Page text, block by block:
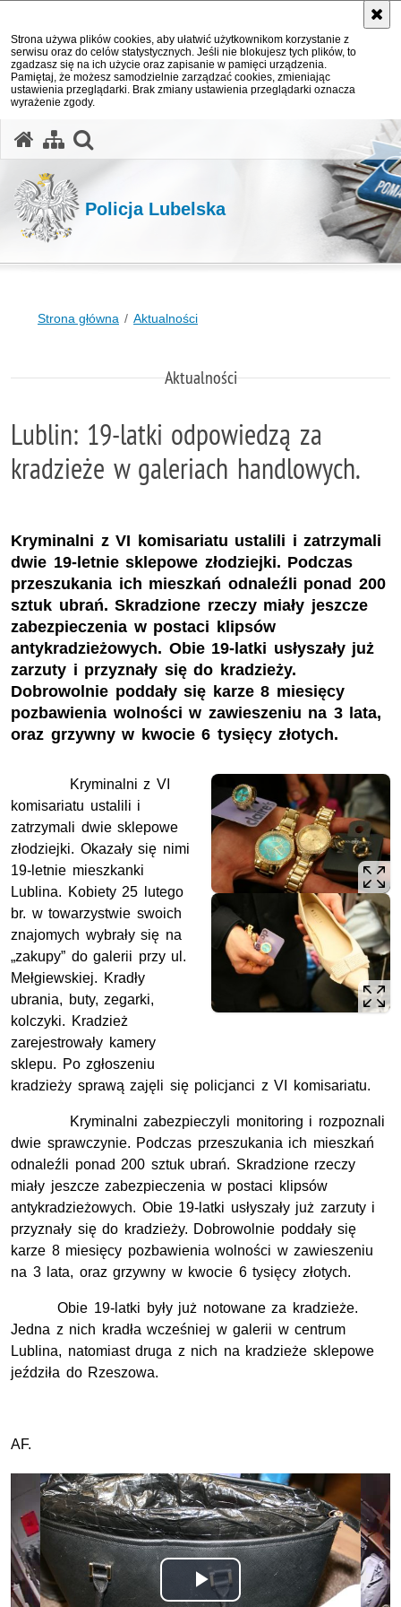
Strona używa plików cookies, aby ułatwić użytkownikom korzystanie z
serwisu oraz do celów statystycznych. Jeśli nie blokujesz tych plików, to
zgadzasz się na ich użycie oraz zapisanie w pamięci urządzenia.
Pamiętaj, że możesz samodzielnie zarządzać cookies, zmieniając
ustawienia przeglądarki. Brak zmiany ustawienia przeglądarki oznacza
wyrażenie zgody.
Policja Lubelska
Strona główna Aktualności
Aktualności
Lublin: 19-latki odpowiedzą za
kradzieże w galeriach handlowych.
Kryminalni z VI komisariatu ustalili i zatrzymali
dwie 19-letnie sklepowe złodziejki. Podczas
przeszukania ich mieszkań odnaleźli ponad 200
sztuk ubrań. Skradzione rzeczy miały jeszcze
zabezpieczenia w postaci klipsów
antykradzieżowych. Obie 19-latki usłyszały już
zarzuty i przyznały się do kradzieży.
Dobrowolnie poddały się karze 8 miesięcy
pozbawienia wolności w zawieszeniu na 3 lata,
oraz grzywny w kwocie 6 tysięcy złotych.
Kryminalni z VI
komisariatu ustalili i
zatrzymali dwie sklepowe
złodziejki. Okazały się nimi
19-letnie mieszkanki
Lublina. Kobiety 25 lutego
br. w towarzystwie swoich
znajomych wybrały się na
„zakupy” do galerii przy ul.
Mełgiewskiej. Kradły
ubrania, buty, zegarki,
kolczyki. Kradzież
zarejestrowały kamery
sklepu. Po zgłoszeniu
kradzieży sprawą zajęli się policjanci z VI komisariatu.
Kryminalni zabezpieczyli monitoring i rozpoznali
dwie sprawczynie. Podczas przeszukania ich mieszkań
odnaleźli ponad 200 sztuk ubrań. Skradzione rzeczy
miały jeszcze zabezpieczenia w postaci klipsów
antykradzieżowych. Obie 19-latki usłyszały już zarzuty i
przyznały się do kradzieży. Dobrowolnie poddały się
karze 8 miesięcy pozbawienia wolności w zawieszeniu
na 3 lata, oraz grzywny w kwocie 6 tysięcy złotych.
Obie 19-latki były już notowane za kradzieże.
Jedna z nich kradła wcześniej w galerii w centrum
Lublina, natomiast druga z nich na kradzieże sklepowe
jeździła do Rzeszowa.
AF.
Odtwórz